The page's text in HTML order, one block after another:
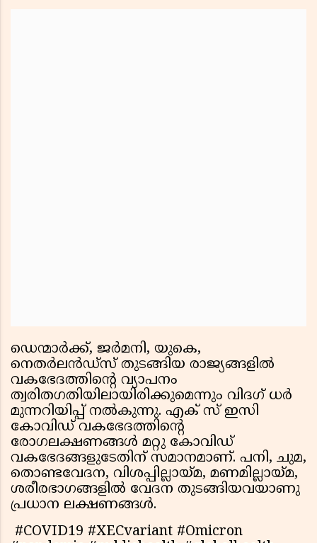
ഡെന്മാര്‍ക്ക്, ജര്‍മനി, യുകെ,
നെതര്‍ലന്‍ഡ്‌സ് തുടങ്ങിയ രാജ്യങ്ങളില്‍
വകഭേദത്തിന്റെ വ്യാപനം
ത്വരിതഗതിയിലായിരിക്കുമെന്നും വിദഗ് ധര്‍
മുന്നറിയിപ്പ് നല്‍കുന്നു. എക് സ് ഇസി
കോവിഡ് വകഭേദത്തിന്റെ
രോഗലക്ഷണങ്ങള്‍ മറ്റു കോവിഡ്
വകഭേദങ്ങളുടേതിന് സമാനമാണ്. പനി, ചുമ,
തൊണ്ടവേദന, വിശപ്പില്ലായ്മ, മണമില്ലായ്മ,
ശരീരഭാഗങ്ങളില്‍ വേദന തുടങ്ങിയവയാണു
പ്രധാന ലക്ഷണങ്ങള്‍.
#COVID19 #XECvariant #Omicron